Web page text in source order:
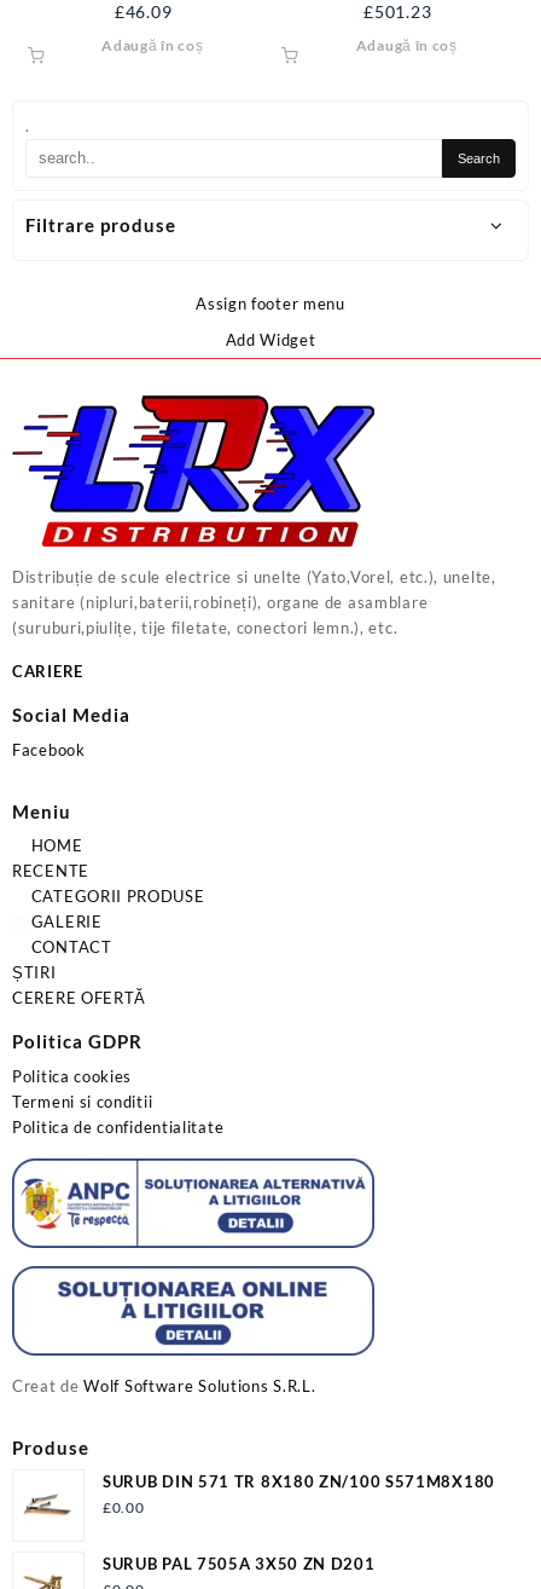
.
Filtrare produse
£46.09
Adaugă în coș
£501.23
Adaugă în coș
Assign footer menu
Add Widget
Distribuție de scule electrice si unelte (Yato,Vorel, etc.), unelte,
sanitare (nipluri,baterii,robineți), organe de asamblare
(suruburi,piulițe, tije filetate, conectori lemn.), etc.
CARIERE
Social Media
Facebook
Meniu
HOME
RECENTE
CATEGORII PRODUSE
GALERIE
CONTACT
ȘTIRI
CERERE OFERTĂ
Politica GDPR
Politica cookies
Termeni si conditii
Politica de confidentialitate
Creat deWolf Software Solutions S.R.L.
Produse
SURUB DIN 571 TR 8X180 ZN/100 S571M8X180
£0.00
SURUB PAL 7505A 3X50 ZN D201